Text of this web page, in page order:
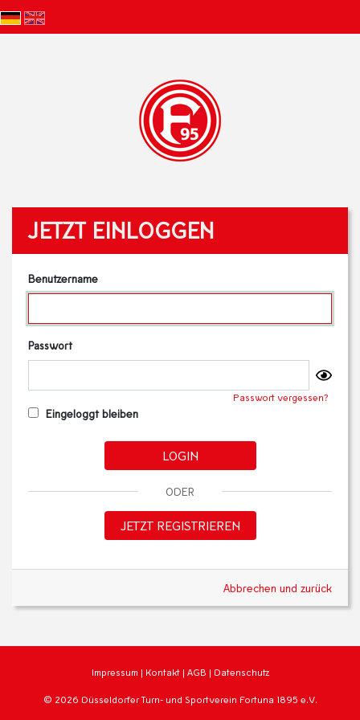
JETZT EINLOGGEN
Benutzername
Passwort
Passwort vergessen?
Eingeloggt bleiben
LOGIN
ODER
JETZT REGISTRIEREN
Abbrechen und zurück
Impressum | Kontakt | AGB | Datenschutz
© 2026 Düsseldorfer Turn- und Sportverein Fortuna 1895 e.V.